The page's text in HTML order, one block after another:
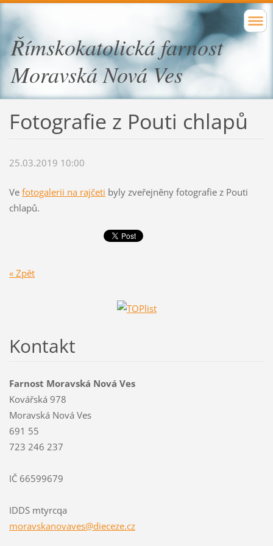
Římskokatolická farnost
Moravská Nová Ves
Fotografie z Pouti chlapů
25.03.2019 10:00
Ve fotogalerii na rajčeti byly zveřejněny fotografie z Pouti
chlapů.
« Zpět
Kontakt
Farnost Moravská Nová Ves
Kovářská 978
Moravská Nová Ves
691 55
723 246 237
IČ 66599679
IDDS mtyrcqa
moravskanovaves@dieceze.cz